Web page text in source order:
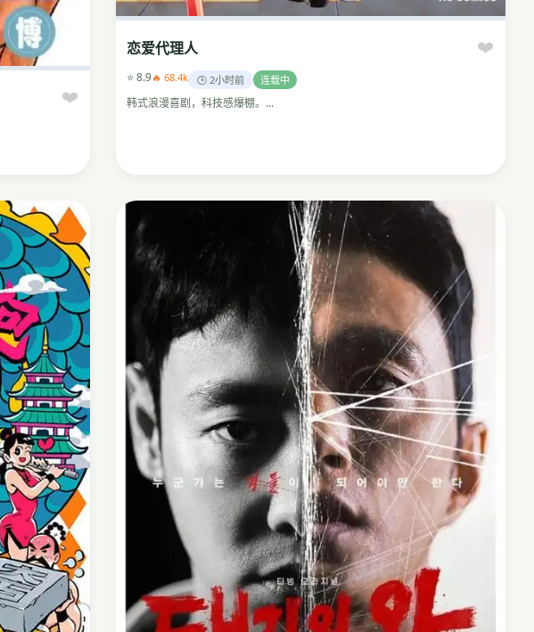
❤️
恋爱代理人 ❤️
⭐ 8.9🔥 68.4k 🕒 2小时前 连载中
韩式浪漫喜剧，科技感爆棚。...